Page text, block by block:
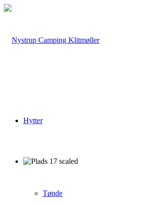
Hytter
Tønde